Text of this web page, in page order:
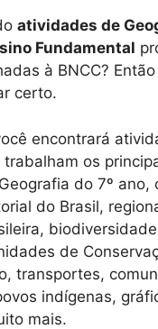
atividades de
Fundamental
à BNCC?
certo.
encontrará
os
do 7º ano,
do Brasil,
de
transportes,
indígenas,
mais.